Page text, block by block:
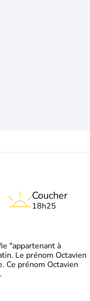
Coucher
18h25
"appartenant à
Le prénom Octavien
Ce prénom Octavien